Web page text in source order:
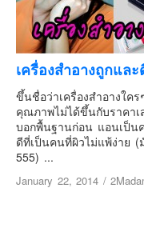
ยุโรป
รัสเซีย
อิตาลี
ตุรกี-ตุรเคีย
เยอรมัน
ฝรั่งเศส
ออสเตรีย
สาธารณรัฐเช็ก
เครื่องสำอางถูกแล
ขึ้นชื่อว่าเครื่องสำอางใค
คุณภาพไม่ได้ขึ้นกับราคา
บอกพื้นฐานก่อน แอนเป็น
ดีที่เป็นคนที่ผิวไม่แพ้ง่าย
555) ...
January 22, 2014 /